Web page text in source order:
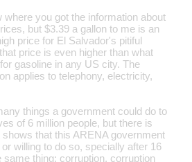
where you got the information about
but $3.39 a gallon to me is an
price for El Salvador's pitiful
price is even higher than what
gasoline in any US city. The
applies to telephony, electricity,
things a government could do to
of 6 million people, but there is
shows that this ARENA government
willing to do so, specially after 16
same thing: corruption, corruption